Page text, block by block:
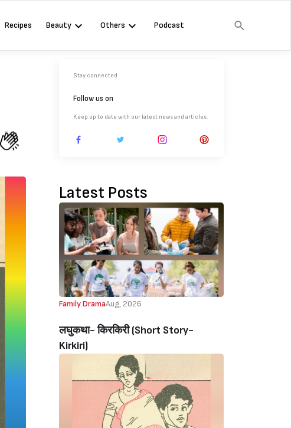
Recipes Beauty Others Podcast
Stay connected
Follow us on
Keep up to date with our latest news and articles.
Latest Posts
Family DramaAug, 2026
लघुकथा- किरकिरी (Short Story-
Kirkiri)